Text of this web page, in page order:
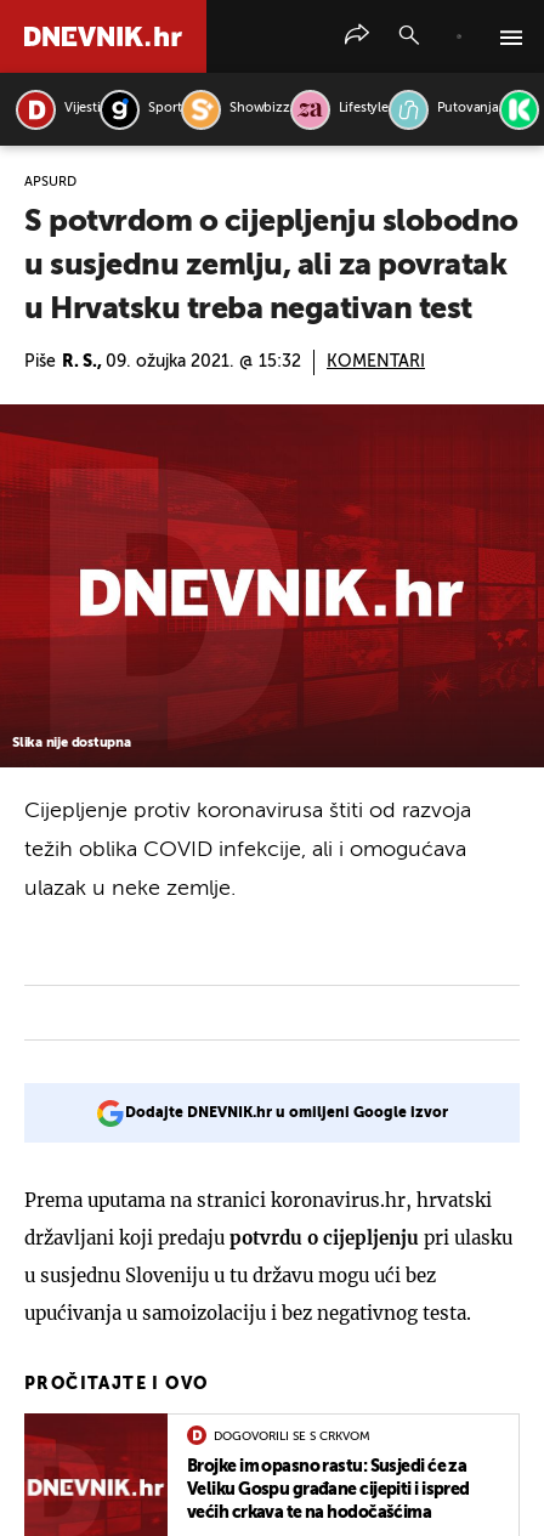
Vijesti Sport Showbizz Lifestyle Putovanja
APSURD
S potvrdom o cijepljenju slobodno
u susjednu zemlju, ali za povratak
u Hrvatsku treba negativan test
Piše R. S., 09. ožujka 2021. @ 15:32 KOMENTARI
Slika nije dostupna
Cijepljenje protiv koronavirusa štiti od razvoja
težih oblika COVID infekcije, ali i omogućava
ulazak u neke zemlje.
Dodajte DNEVNIK.hr u omiljeni Google izvor
Prema uputama na stranici koronavirus.hr, hrvatski
državljani koji predaju potvrdu o cijepljenju pri ulasku
u susjednu Sloveniju u tu državu mogu ući bez
upućivanja u samoizolaciju i bez negativnog testa.
PROČITAJTE I OVO
DOGOVORILI SE S CRKVOM
Brojke im opasno rastu: Susjedi će za
Veliku Gospu građane cijepiti i ispred
većih crkava te na hodočašćima
PRETRAŽITE VIJESTI